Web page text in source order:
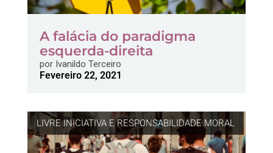
A falácia do paradigma
esquerda-direita
porIvanildo Terceiro
Fevereiro 22, 2021
LIVRE INICIATIVA E RESPONSABILIDADE MORAL